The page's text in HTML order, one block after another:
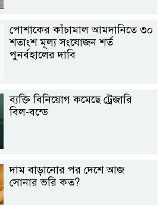
পোশাকের কাঁচামাল আমদানিতে ৩০
শতাংশ মূল্য সংযোজন শর্ত
পুনর্বহালের দাবি
ব্যক্তি বিনিয়োগ কমেছে ট্রেজারি
বিল-বন্ডে
দাম বাড়ানোর পর দেশে আজ
সোনার ভরি কত?